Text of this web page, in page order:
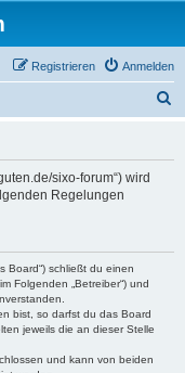
Anmelden
Registrieren
sixo-forum“) wird
Regelungen
Board“) schließt du einen
Folgenden „Betreiber“) und
bist, so darfst du das Board
jeweils die an dieser Stelle
und kann von beiden